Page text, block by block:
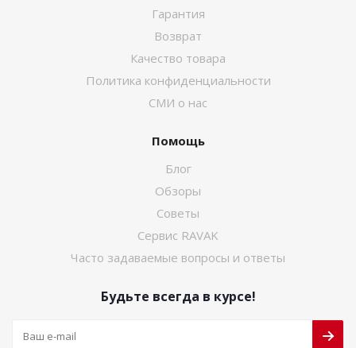
Гарантия
Возврат
Качество товара
Политика конфиденциальности
СМИ о нас
Помощь
Блог
Обзоры
Советы
Сервис RAVAK
Часто задаваемые вопросы и ответы
Будьте всегда в курсе!